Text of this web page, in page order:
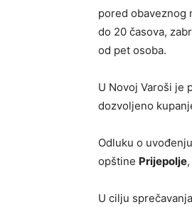
pored obaveznog
do 20 časova,
od pet osoba.
U Novoj Varoši je
dozvoljeno
Odluku o
opštine Prijepolje
U cilju